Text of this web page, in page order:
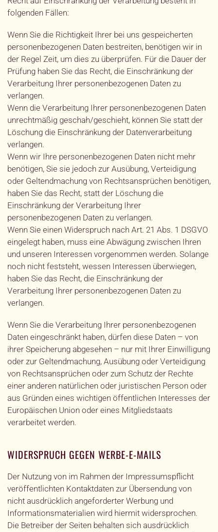
folgenden Fällen:
Wenn Sie die Richtigkeit Ihrer bei uns gespeicherten
personenbezogenen Daten bestreiten, benötigen wir in
der Regel Zeit, um dies zu überprüfen. Für die Dauer der
Prüfung haben Sie das Recht, die Einschränkung der
Verarbeitung Ihrer personenbezogenen Daten zu
verlangen.
Wenn die Verarbeitung Ihrer personenbezogenen Daten
unrechtmäßig geschah/geschieht, können Sie statt der
Löschung die Einschränkung der Datenverarbeitung
verlangen.
Wenn wir Ihre personenbezogenen Daten nicht mehr
benötigen, Sie sie jedoch zur Ausübung, Verteidigung
oder Geltendmachung von Rechtsansprüchen benötigen,
haben Sie das Recht, statt der Löschung die
Einschränkung der Verarbeitung Ihrer
personenbezogenen Daten zu verlangen.
Wenn Sie einen Widerspruch nach Art. 21 Abs. 1 DSGVO
eingelegt haben, muss eine Abwägung zwischen Ihren
und unseren Interessen vorgenommen werden. Solange
noch nicht feststeht, wessen Interessen überwiegen,
haben Sie das Recht, die Einschränkung der
Verarbeitung Ihrer personenbezogenen Daten zu
verlangen.
Wenn Sie die Verarbeitung Ihrer personenbezogenen
Daten eingeschränkt haben, dürfen diese Daten – von
ihrer Speicherung abgesehen – nur mit Ihrer Einwilligung
oder zur Geltendmachung, Ausübung oder Verteidigung
von Rechtsansprüchen oder zum Schutz der Rechte
einer anderen natürlichen oder juristischen Person oder
aus Gründen eines wichtigen öffentlichen Interesses der
Europäischen Union oder eines Mitgliedstaats
verarbeitet werden.
WIDERSPRUCH GEGEN WERBE-E-MAILS
Der Nutzung von im Rahmen der Impressumspflicht
veröffentlichten Kontaktdaten zur Übersendung von
nicht ausdrücklich angeforderter Werbung und
Informationsmaterialien wird hiermit widersprochen.
Die Betreiber der Seiten behalten sich ausdrücklich